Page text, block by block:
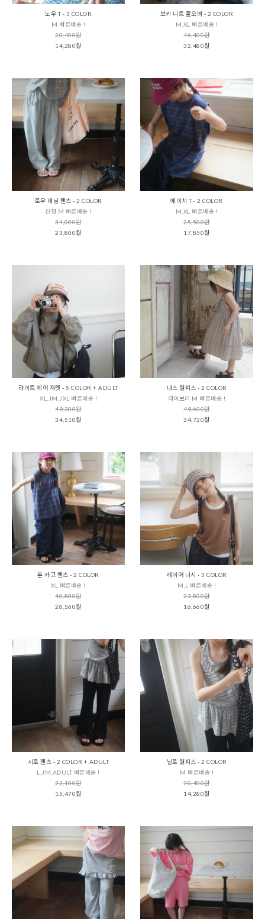
노우 T - 3 COLOR
M 빠른배송 !
20,400원
14,280원
보키 니트 풀오버 - 2 COLOR
M,XL 빠른배송 !
46,400원
32,480원
로우 데님 팬츠 - 2 COLOR
진청 M 빠른배송 !
34,000원
23,800원
에이치 T - 2 COLOR
M,XL 빠른배송 !
25,500원
17,850원
라이트 에어 자켓 - 5 COLOR + ADULT
XL,JM,JXL 빠른배송 !
49,300원
34,510원
나스 원피스 - 2 COLOR
아이보리 M 빠른배송 !
49,600원
34,720원
론 카고 팬츠 - 2 COLOR
XL 빠른배송 !
40,800원
28,560원
레이어 나시 - 3 COLOR
M,L 빠른배송 !
23,800원
16,660원
시로 팬츠 - 2 COLOR + ADULT
L,JM,ADULT 빠른배송 !
22,100원
15,470원
닐로 원피스 - 2 COLOR
M 빠른배송 !
20,400원
14,280원